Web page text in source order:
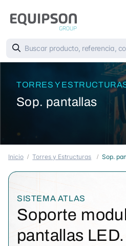
TORRES Y
Sop. pantallas
Inicio Torres y Estructuras Sop.
SISTEMA ATLAS
Soporte
pantallas LED.